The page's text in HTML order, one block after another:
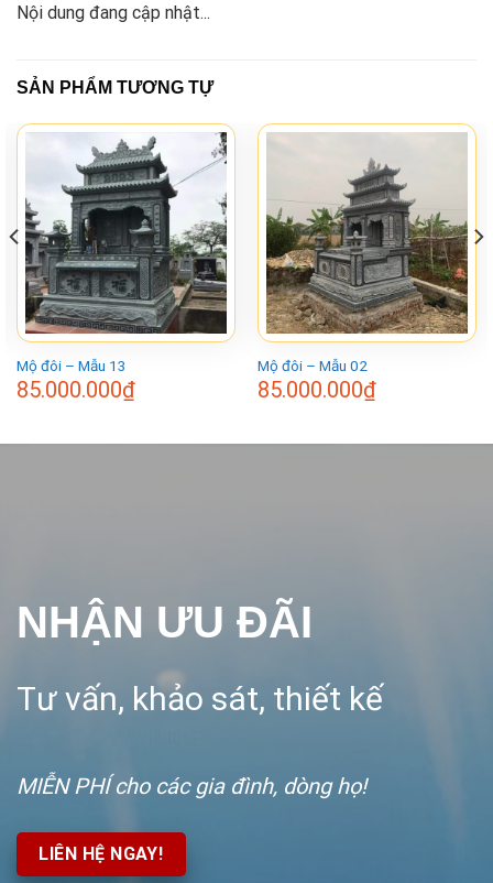
Nội dung đang cập nhật...
SẢN PHẨM TƯƠNG TỰ
Mộ đôi – Mẫu 13
85.000.000₫
Mộ đôi – Mẫu 02
85.000.000₫
NHẬN ƯU ĐÃI
Tư vấn, khảo sát, thiết kế
MIỄN PHÍ cho các gia đình, dòng họ!
LIÊN HỆ NGAY!